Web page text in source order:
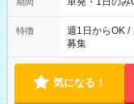
特徴
週1日からOK /
募集
気になる！